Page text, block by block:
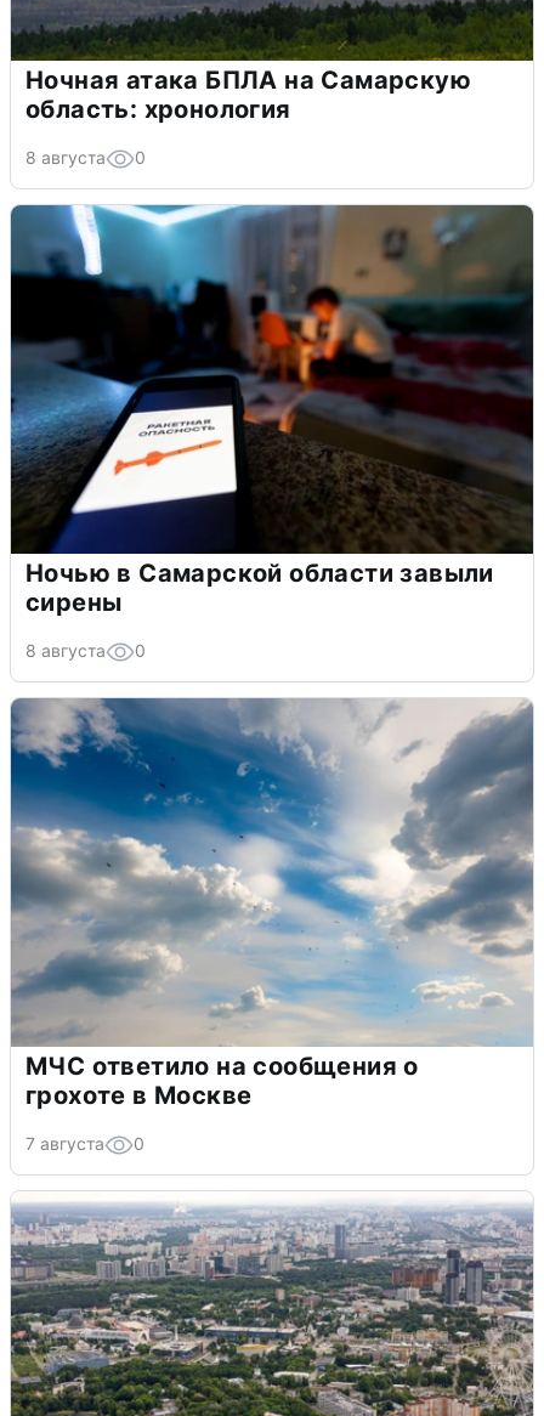
Ночная атака БПЛА на Самарскую
область: хронология
8 августа 0
Ночью в Самарской области завыли
сирены
8 августа 0
МЧС ответило на сообщения о
грохоте в Москве
7 августа 0